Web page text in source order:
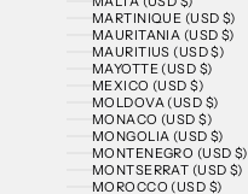
MARTINIQUE (USD $)
MAURITANIA (USD $)
MAURITIUS (USD $)
MAYOTTE (USD $)
MEXICO (USD $)
MOLDOVA (USD $)
MONACO (USD $)
MONGOLIA (USD $)
MONTENEGRO (USD $)
MONTSERRAT (USD $)
MOROCCO (USD $)